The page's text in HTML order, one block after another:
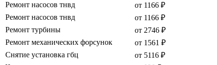
Ремонт насосов тнвд
от 1166 ₽
Ремонт насосов тнвд
от 1166 ₽
Ремонт турбины
от 2746 ₽
Ремонт механических форсунок
от 1561 ₽
Снятие установка гбц
от 5116 ₽